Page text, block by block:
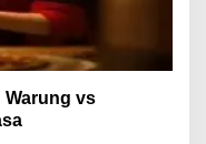
Warung vs